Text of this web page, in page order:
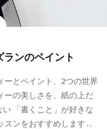
ンのペイント
ーとペイント、2つの世界
ーの美しさを、紙の上だ
「書くこと」が好きな
ンをおすすめします . .